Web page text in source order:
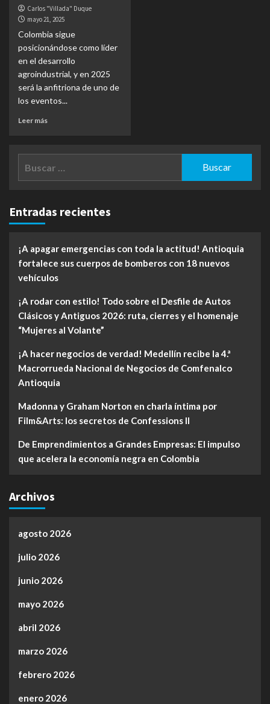
Carlos "Villada" Duque
mayo 21, 2025
Colombia sigue
posicionándose como líder
en el desarrollo
agroindustrial, y en 2025
será la anfitriona de uno de
los eventos...
Leer más
Entradas recientes
¡A apagar emergencias con toda la actitud! Antioquia
fortalece sus cuerpos de bomberos con 18 nuevos
vehículos
¡A rodar con estilo! Todo sobre el Desfile de Autos
Clásicos y Antiguos 2026: ruta, cierres y el homenaje
“Mujeres al Volante”
¡A hacer negocios de verdad! Medellín recibe la 4.ª
Macrorrueda Nacional de Negocios de Comfenalco
Antioquia
Madonna y Graham Norton en charla íntima por
Film&Arts: los secretos de Confessions II
De Emprendimientos a Grandes Empresas: El impulso
que acelera la economía negra en Colombia
Archivos
agosto 2026
julio 2026
junio 2026
mayo 2026
abril 2026
marzo 2026
febrero 2026
enero 2026